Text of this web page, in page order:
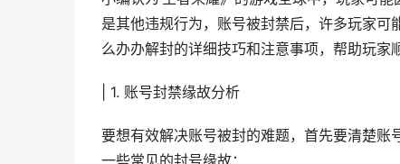
是其他违规行为，账号被封禁后，许多玩家
么办办解封的详细技巧和注意事项，帮助玩家
| 1. 账号封禁缘故分析
要想有效解决账号被封的难题，首先要清楚